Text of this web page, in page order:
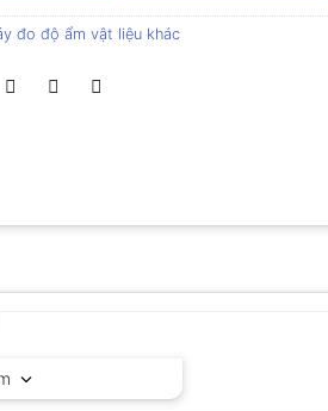
đo độ ẩm vật liệu khác